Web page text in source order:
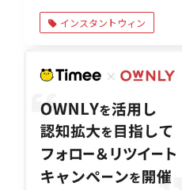
インスタントウィン